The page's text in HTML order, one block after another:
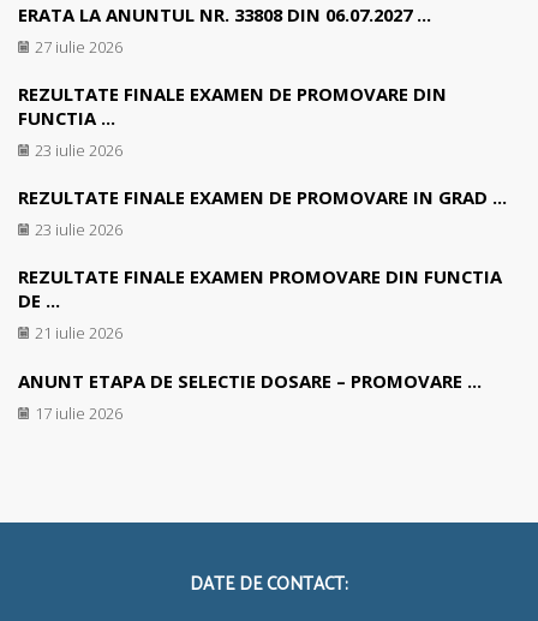
ERATA LA ANUNTUL NR. 33808 DIN 06.07.2027 ...
27 iulie 2026
REZULTATE FINALE EXAMEN DE PROMOVARE DIN
FUNCTIA ...
23 iulie 2026
REZULTATE FINALE EXAMEN DE PROMOVARE IN GRAD ...
23 iulie 2026
REZULTATE FINALE EXAMEN PROMOVARE DIN FUNCTIA
DE ...
21 iulie 2026
ANUNT ETAPA DE SELECTIE DOSARE – PROMOVARE ...
17 iulie 2026
DATE DE CONTACT: